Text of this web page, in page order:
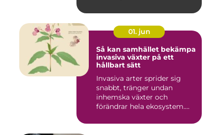
01. jun
Så kan samhället bekämpa
invasiva växter på ett
hållbart sätt
Invasiva arter sprider sig
snabbt, tränger undan
inhemska växter och
förändrar hela ekosystem.